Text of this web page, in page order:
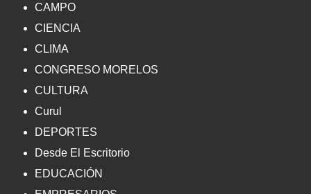
CAMPO
CIENCIA
CLIMA
CONGRESO MORELOS
CULTURA
Curul
DEPORTES
Desde El Escritorio
EDUCACIÓN